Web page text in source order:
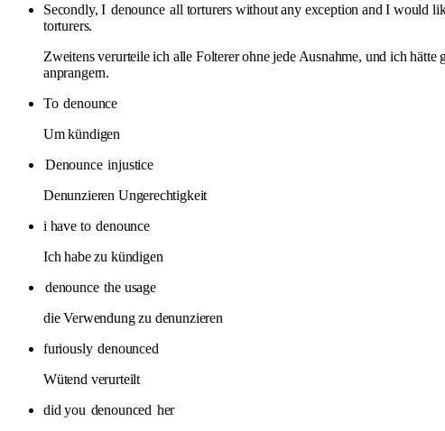
Secondly, I denounce all torturers without any exception and I would
torturers.
Zweitens verurteile ich alle Folterer ohne jede Ausnahme, und ich
anprangern.
To denounce
Um kündigen
Denounce injustice
Denunzieren Ungerechtigkeit
i have to denounce
Ich habe zu kündigen
denounce the usage
die Verwendung zu denunzieren
furiously denounced
Wütend verurteilt
did you denounced her